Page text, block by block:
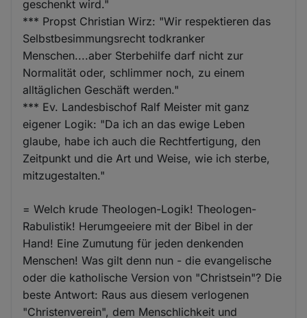
geschenkt wird."
*** Propst Christian Wirz: "Wir respektieren das
Selbstbesimmungsrecht todkranker
Menschen....aber Sterbehilfe darf nicht zur
Normalität oder, schlimmer noch, zu einem
alltäglichen Geschäft werden."
*** Ev. Landesbischof Ralf Meister mit ganz
eigener Logik: "Da ich an das ewige Leben
glaube, habe ich auch die Rechtfertigung, den
Zeitpunkt und die Art und Weise, wie ich sterbe,
mitzugestalten."
= Welch krude Theologen-Logik! Theologen-
Rabulistik! Herumgeeiere mit der Bibel in der
Hand! Eine Zumutung für jeden denkenden
Menschen! Was gilt denn nun - die evangelische
oder die katholische Version von "Christsein"? Die
beste Antwort: Raus aus diesem verlogenen
"Christenverein", dem Menschlichkeit und